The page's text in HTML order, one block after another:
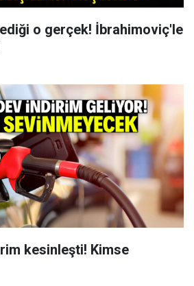
o gerçek! İbrahimoviç'le
kesinleşti! Kimse